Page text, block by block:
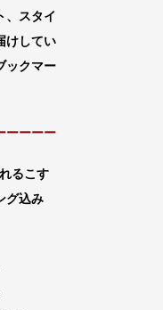
、スタイ
けしてい
ックマー
ーーーー
るこす
グ込み